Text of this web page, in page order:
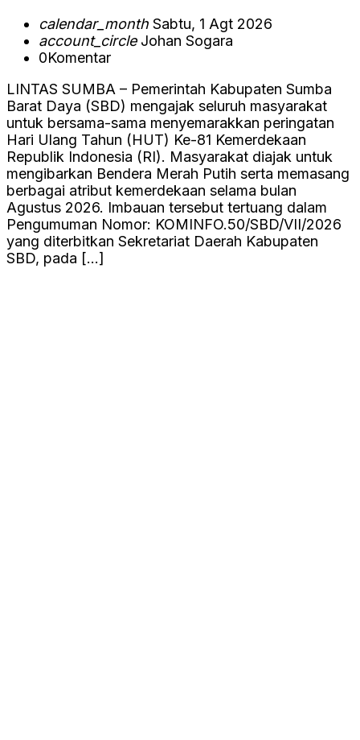
calendar_month Sabtu, 1 Agt 2026
account_circleJohan Sogara
0Komentar
LINTAS SUMBA – Pemerintah Kabupaten Sumba
Barat Daya (SBD) mengajak seluruh masyarakat
untuk bersama-sama menyemarakkan peringatan
Hari Ulang Tahun (HUT) Ke-81 Kemerdekaan
Republik Indonesia (RI). Masyarakat diajak untuk
mengibarkan Bendera Merah Putih serta memasang
berbagai atribut kemerdekaan selama bulan
Agustus 2026. Imbauan tersebut tertuang dalam
Pengumuman Nomor: KOMINFO.50/SBD/VII/2026
yang diterbitkan Sekretariat Daerah Kabupaten
SBD, pada […]